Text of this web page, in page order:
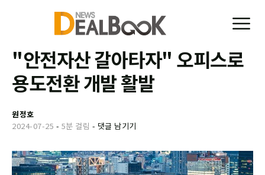
"안전자산 갈아타자" 오피스로
용도전환 개발 활발
원정호
2024-07-25 - 5분 걸림 - 댓글 남기기